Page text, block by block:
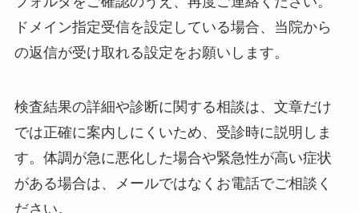
ドメイン指定受信を設定している場合、当院から
の返信が受け取れる設定をお願いします。
検査結果の詳細や診断に関する相談は、文章だけ
では正確に案内しにくいため、受診時に説明しま
す。体調が急に悪化した場合や緊急性が高い症状
がある場合は、メールではなくお電話でご相談く
ださい。